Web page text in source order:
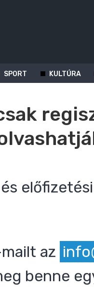
SPORT KULTÚRA
az
benne